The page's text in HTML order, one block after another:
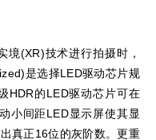
境(XR)技术进行拍摄时，
是选择LED驱动芯片规
HDR的LED驱动芯片可在
小间距LED显示屏使其显
真正16位的灰阶数。更重